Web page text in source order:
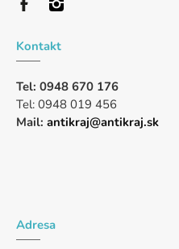
Kontakt
Tel: 0948 670 176
Tel: 0948 019 456
Mail: antikraj@antikraj.sk
Adresa